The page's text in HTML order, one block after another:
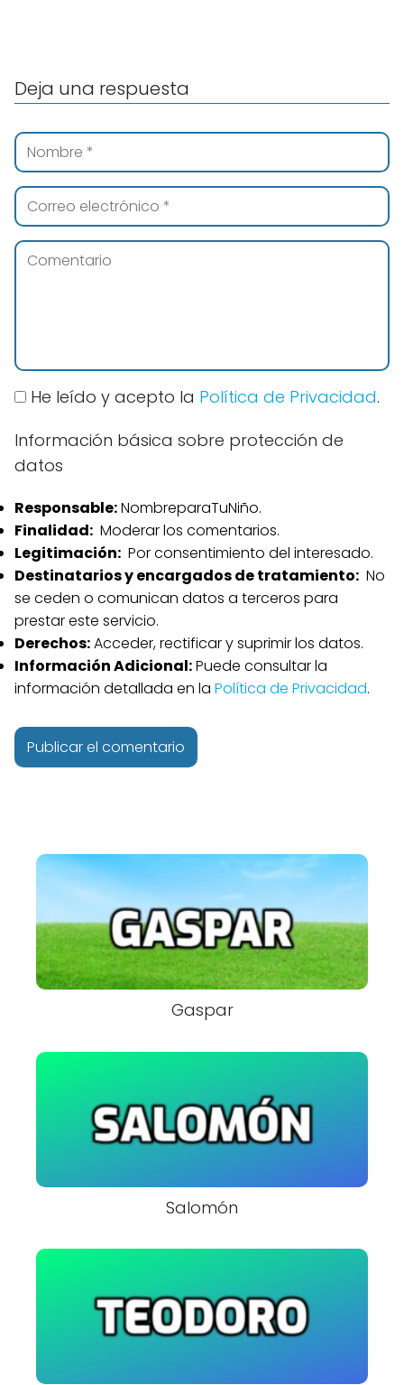
Deja una respuesta
He leído y acepto la Política de Privacidad.
Información básica sobre protección de
datos
Responsable:NombreparaTuNiño.
Finalidad: Moderar los comentarios.
Legitimación: Por consentimiento del interesado.
Destinatarios y encargados de tratamiento: No
se ceden o comunican datos a terceros para
prestar este servicio.
Derechos:Acceder, rectificar y suprimir los datos.
Información Adicional:Puede consultar la
información detallada en la Política de Privacidad.
Gaspar
Salomón